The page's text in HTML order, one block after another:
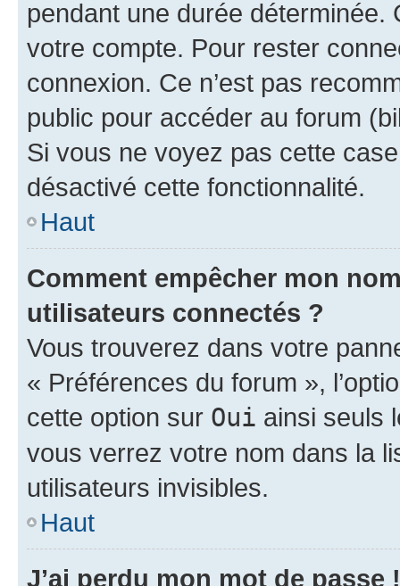
pendant une durée déterminée.
votre compte. Pour rester
connexion. Ce n’est pas
public pour accéder au forum
Si vous ne voyez pas cette
désactivé cette fonctionnalité.
Haut
Comment empêcher mon
utilisateurs connectés ?
Vous trouverez dans votre
« Préférences du forum »,
cette option sur Oui ainsi seuls
vous verrez votre nom dans la
utilisateurs invisibles.
Haut
J’ai perdu mon mot de passe !